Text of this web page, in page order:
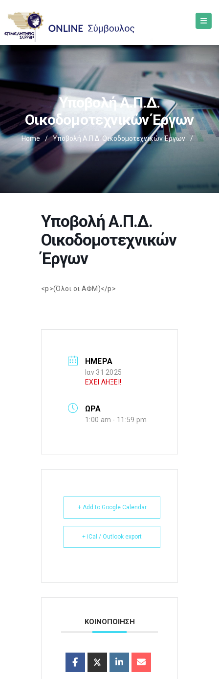
Υποβολή Α.Π.Δ.
Οικοδομοτεχνικών Έργων
Home / Υποβολή Α.Π.Δ. Οικοδομοτεχνικών Έργων /
Υποβολή Α.Π.Δ.
Οικοδομοτεχνικών
Έργων
<p>(Όλοι οι ΑΦΜ)</p>
ΗΜΕΡΑ
Ιαν 31 2025
ΕΧΕΙ ΛΗΞΕΙ!
ΩΡΑ
1:00 am - 11:59 pm
+ Add to Google Calendar
+ iCal / Outlook export
ΚΟΙΝΟΠΟΙΗΣΗ